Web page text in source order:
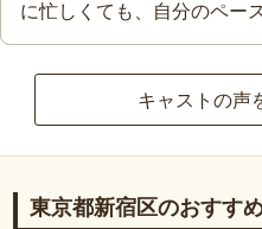
に忙しくても、自分のペー
キャストの声
東京都新宿区のおすす